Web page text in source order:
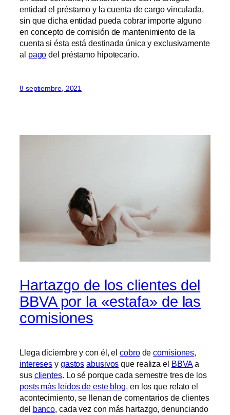
entidad el préstamo y la cuenta de cargo vinculada,
sin que dicha entidad pueda cobrar importe alguno
en concepto de comisión de mantenimiento de la
cuenta si ésta está destinada única y exclusivamente
al pago del préstamo hipotecario.
8 septiembre, 2021
Hartazgo de los clientes del
BBVA por la «estafa» de las
comisiones
Llega diciembre y con él, elcobrodecomisiones,
intereses y gastos abusivos que realiza el BBVAa
sus clientes. Lo sé porque cada semestre tres de los
posts más leídos de este blog, en los que relato el
acontecimiento, se llenan de comentarios de clientes
del banco, cada vez con más hartazgo, denunciando